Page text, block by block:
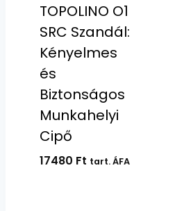
TOPOLINO O1
SRC Szandál:
Kényelmes
és
Biztonságos
Munkahelyi
Cipő
17480 Ft tart. ÁFA